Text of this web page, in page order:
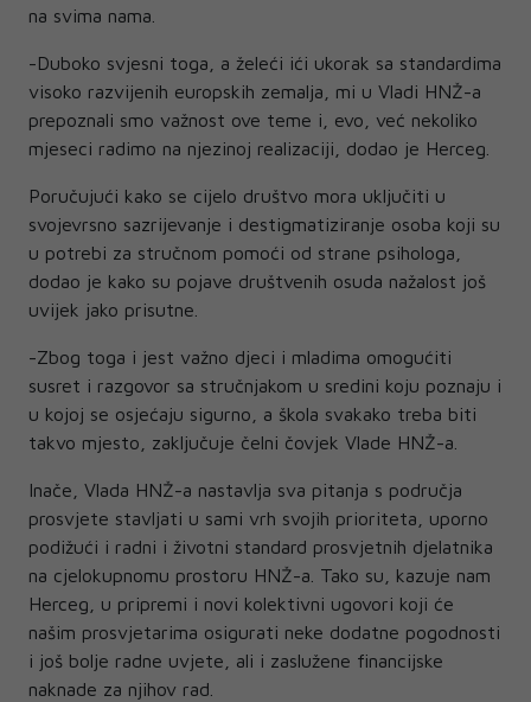
na svima nama.
-Duboko svjesni toga, a želeći ići ukorak sa standardima
visoko razvijenih europskih zemalja, mi u Vladi HNŽ-a
prepoznali smo važnost ove teme i, evo, već nekoliko
mjeseci radimo na njezinoj realizaciji, dodao je Herceg.
Poručujući kako se cijelo društvo mora uključiti u
svojevrsno sazrijevanje i destigmatiziranje osoba koji su
u potrebi za stručnom pomoći od strane psihologa,
dodao je kako su pojave društvenih osuda nažalost još
uvijek jako prisutne.
-Zbog toga i jest važno djeci i mladima omogućiti
susret i razgovor sa stručnjakom u sredini koju poznaju i
u kojoj se osjećaju sigurno, a škola svakako treba biti
takvo mjesto, zaključuje čelni čovjek Vlade HNŽ-a.
Inače, Vlada HNŽ-a nastavlja sva pitanja s područja
prosvjete stavljati u sami vrh svojih prioriteta, uporno
podižući i radni i životni standard prosvjetnih djelatnika
na cjelokupnomu prostoru HNŽ-a. Tako su, kazuje nam
Herceg, u pripremi i novi kolektivni ugovori koji će
našim prosvjetarima osigurati neke dodatne pogodnosti
i još bolje radne uvjete, ali i zaslužene financijske
naknade za njihov rad.